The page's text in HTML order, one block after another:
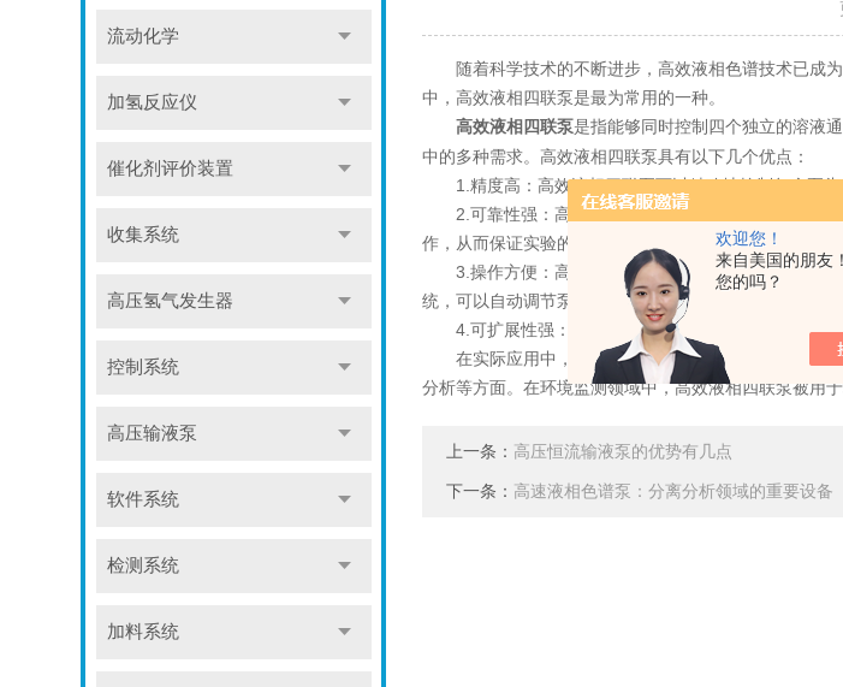
欢迎您！
来自美国的朋友
您的吗？
随着科学技术的不断进步，高效液相色谱技术已成为
中，高效液相四联泵是最为常用的一种。
高效液相四联泵是指能够同时控制四个独立的溶液
中的多种需求。高效液相四联泵具有以下几个优点：
1.精度高：高效液相四联泵可以精确地控制每个泵头
2.可靠性强：高效液相四联泵可以通过使用多个泵头
作，从而保证实验的连续性和稳定性。
3.操作方便：高效液相四联泵具有直观的操作界面，
统，可以自动调节泵头的参数。
4.可扩展性强：高效液相四联泵可以与其他仪器进行
在实际应用中，高效液相四联泵广泛应用于分离、纯
分析等方面。在环境监测领域中，高效液相四联泵被用
上一条： 高压恒流输液泵的优势有几点
下一条： 高速液相色谱泵：分离分析领域的重要设备
流动化学
加氢反应仪
催化剂评价装置
收集系统
高压氢气发生器
控制系统
高压输液泵
软件系统
检测系统
加料系统